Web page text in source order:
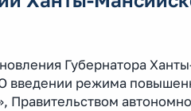
Губернатора
введении режима